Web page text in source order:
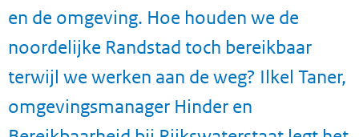
en de omgeving. Hoe houden we de
noordelijke Randstad toch bereikbaar
terwijl we werken aan de weg? Ilkel Taner,
omgevingsmanager Hinder en